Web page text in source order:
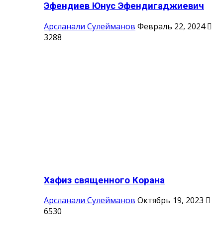
Эфендиев Юнус Эфендигаджиевич
Арсланали Сулейманов Февраль 22, 2024
3288
Хафиз священного Корана
Арсланали Сулейманов Октябрь 19, 2023
6530